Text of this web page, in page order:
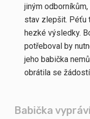
jiným
stav zlepšit. Péťu
hezké výsledky.
potřeboval by
jeho babička
obrátila se
Babička